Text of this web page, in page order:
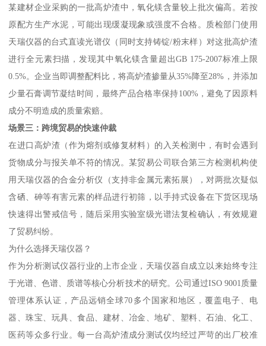
某建材企业采购的一批高炉渣中，氧化镁含量较上批次偏高。若按
原配方生产水泥，可能出现缓凝现象或强度不合格。质检部门使用
天瑞仪器的台式直读光谱仪（同时支持铸锭/粉末样）对这批高炉渣
进行全元素扫描，发现其中氧化镁含量超出GB 175-2007标准上限
0.5%。企业当即调整配料比，将高炉渣掺量从35%降至28%，并添加
少量石膏调节凝结时间，最终产品合格率保持100%，避免了因原料
成分不明造成的质量索赔。
场景三：跨境贸易的快速仲裁
在进口高炉渣（作为熔剂或修复材料）的入关检测中，有时会遇到
货物成分与报关单不符的情况。某贸易公司联合第三方检测机构使
用天瑞仪器的合金分析仪（支持非金属元素拓展），对两批次疑似
含硒、砷等有害元素的样品进行初筛，以手持式设备在下货区现场
快速得出警戒信号，随后采用实验室级光谱法复检确认，有效规避
了贸易纠纷。
为什么选择天瑞仪器？
作为分析测试仪器行业的上市企业，天瑞仪器自成立以来始终专注
于光谱、色谱、质谱等核心分析技术的研究。公司通过ISO 9001质量
管理体系认证，产品远销全球70多个国家和地区，覆盖电子、电
器、珠宝、玩具、食品、建材、冶金、地矿、塑料、石油、化工、
医药等众多行业。每一台高炉渣成分测试仪均经过严苛的出厂校准